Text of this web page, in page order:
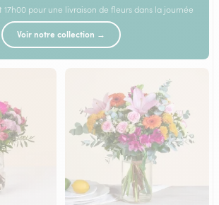
pour une livraison de fleurs dans la journée
Voir notre collection →